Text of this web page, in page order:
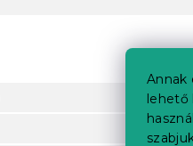
Annak
lehető